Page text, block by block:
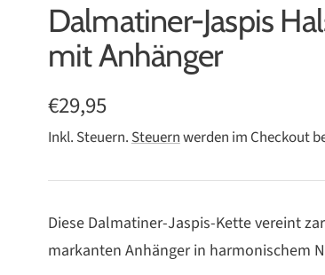
Dalmatiner-Jaspis
mit Anhänger
Angebotspreis
€29,95
Inkl. Steuern.Steuernwerden im Checkout
Diese Dalmatiner-Jaspis-Kette vereint
markanten Anhänger in harmonischem